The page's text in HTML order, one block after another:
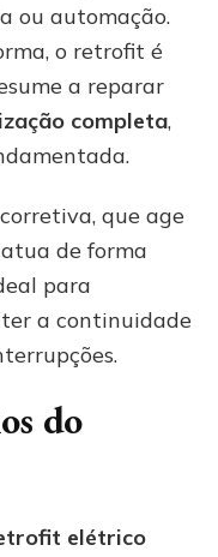
ou automação.
o retrofit é
a reparar
completa,
que age
de forma
para
a continuidade
do
elétrico